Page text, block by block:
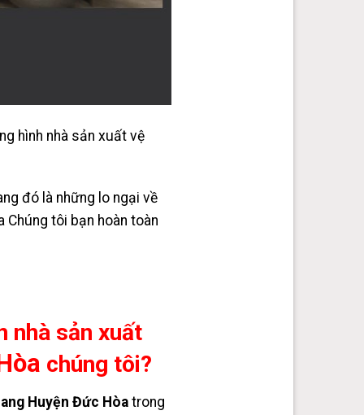
hình nhà sản xuất vệ
đó là những lo ngại về
Chúng tôi bạn hoàn toàn
nhà sản xuất
chúng tôi?
Huyện Đức Hòa trong